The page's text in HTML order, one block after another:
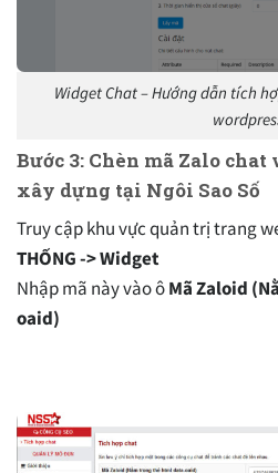
Widget Chat – Hướng dẫn tích
Bước 3: Chèn mã Zalo
xây dựng tại Ngôi Sao Số
Truy cập khu vực quản trị trang
THỐNG -> Widget
Nhập mã này vào ôMã Zaloid
oaid)